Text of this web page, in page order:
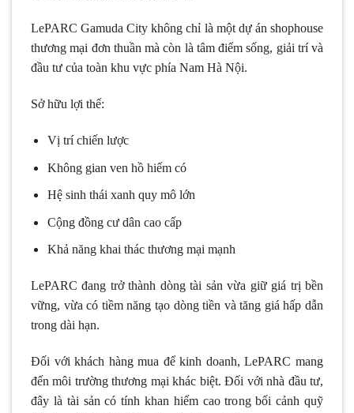
LePARC Gamuda City không chỉ là một dự án shophouse
thương mại đơn thuần mà còn là tâm điểm sống, giải trí và
đầu tư của toàn khu vực phía Nam Hà Nội.
Sở hữu lợi thế:
Vị trí chiến lược
Không gian ven hồ hiếm có
Hệ sinh thái xanh quy mô lớn
Cộng đồng cư dân cao cấp
Khả năng khai thác thương mại mạnh
LePARC đang trở thành dòng tài sản vừa giữ giá trị bền
vững, vừa có tiềm năng tạo dòng tiền và tăng giá hấp dẫn
trong dài hạn.
Đối với khách hàng mua để kinh doanh, LePARC mang
đến môi trường thương mại khác biệt. Đối với nhà đầu tư,
đây là tài sản có tính khan hiếm cao trong bối cảnh quỹ